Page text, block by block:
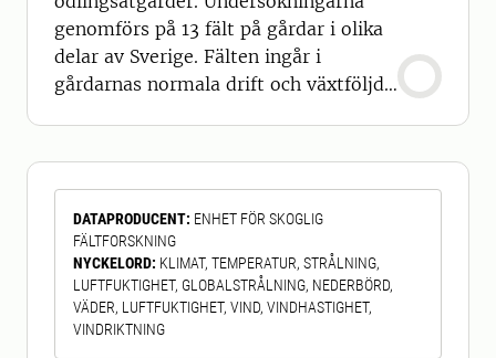
genomförs på 13 fält på gårdar i olika
delar av Sverige. Fälten ingår i
gårdarnas normala drift och växtföljd.
växtnäringsläckaget i olika delar av
landet. Avrinningen från fälten
registreras kontinuerligt, och prover
av dräneringsvattnet tas varannan
vecka. Vattenproven analyseras för
inne
DATAPRODUCENT: ENHET FÖR SKOGLIG
FÄLTFORSKNING
NYCKELORD: KLIMAT, TEMPERATUR, STRÅLNING,
LUFTFUKTIGHET, GLOBALSTRÅLNING, NEDERBÖRD,
VÄDER, LUFTFUKTIGHET, VIND, VINDHASTIGHET,
VINDRIKTNING